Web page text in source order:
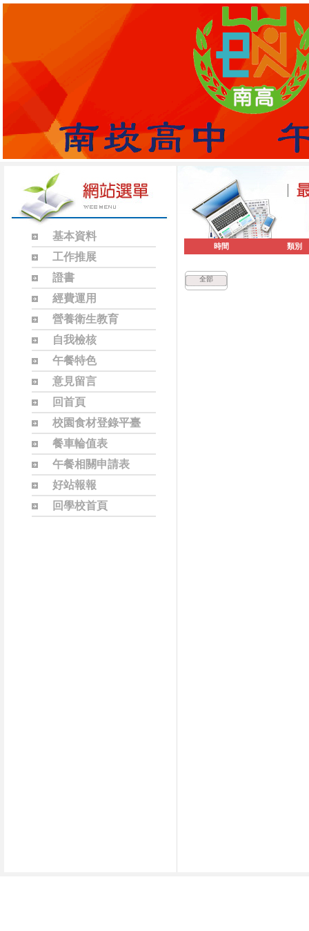
基本資料
工作推展
證書
經費運用
營養衛生教育
自我檢核
午餐特色
意見留言
回首頁
校園食材登錄平臺
餐車輪值表
午餐相關申請表
好站報報
回學校首頁
時間 類別
全部